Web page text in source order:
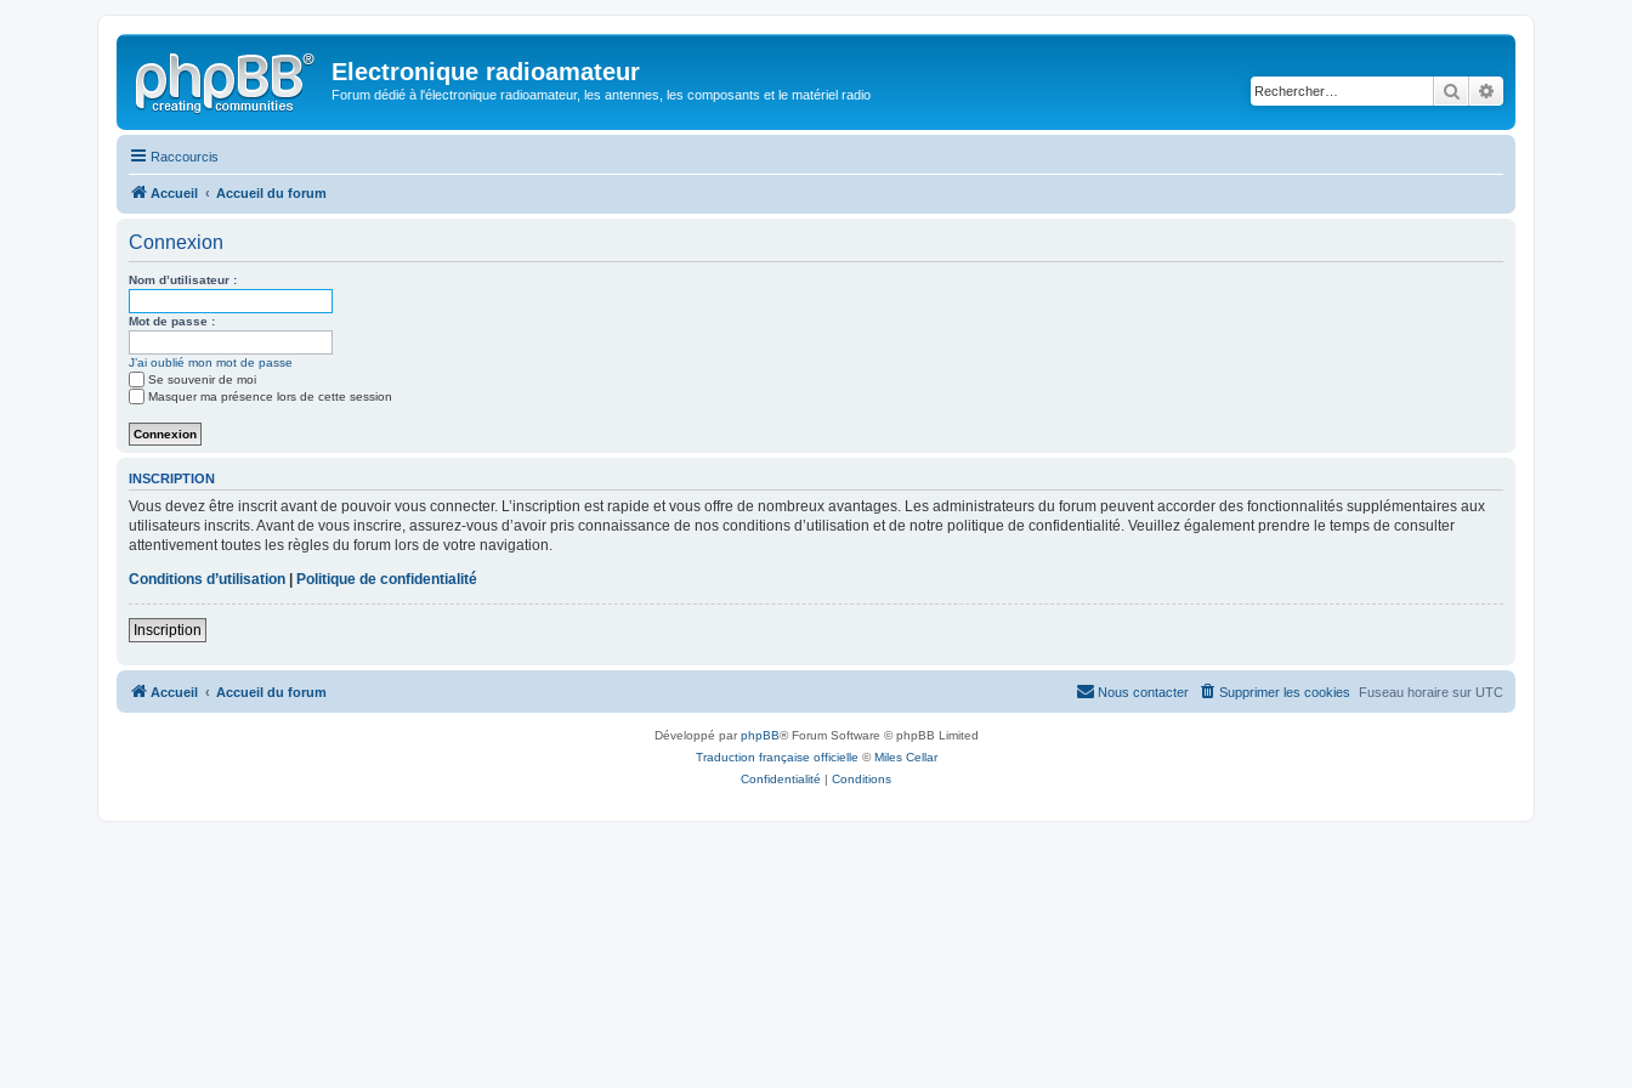
Electronique radioamateur
Forum dédié à l'électronique radioamateur, les antennes, les composants et le matériel radio Rechercher
Raccourcis
Accueil Accueil du forum
Connexion
Nom d’utilisateur :
Mot de passe :
J’ai oublié mon mot de passe
Se souvenir de moi
Masquer ma présence lors de cette session
INSCRIPTION
Vous devez être inscrit avant de pouvoir vous connecter. L’inscription est rapide et vous offre de nombreux avantages. Les administrateurs du forum peuvent accorder des fonctionnalités supplémentaires aux
utilisateurs inscrits. Avant de vous inscrire, assurez-vous d’avoir pris connaissance de nos conditions d’utilisation et de notre politique de confidentialité. Veuillez également prendre le temps de consulter
attentivement toutes les règles du forum lors de votre navigation.
Conditions d’utilisation
Politique de confidentialité
Inscription
Accueil Accueil du forum Fuseau horaire sur UTC
Supprimer les cookies
Nous contacter
Développé parphpBB® Forum Software © phpBB Limited
Traduction française officielle ©Miles Cellar
Confidentialité | Conditions